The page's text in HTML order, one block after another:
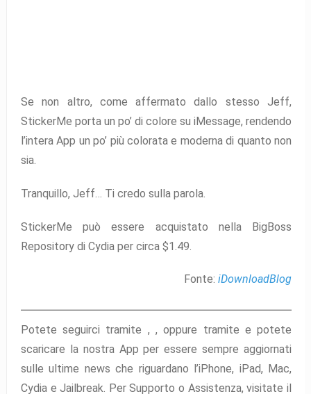
Se non altro, come affermato dallo stesso Jeff,
StickerMe porta un po’ di colore su iMessage, rendendo
l’intera App un po’ più colorata e moderna di quanto non
sia.
Tranquillo, Jeff… Ti credo sulla parola.
StickerMe può essere acquistato nella BigBoss
Repository di Cydia per circa $1.49.
Fonte:iDownloadBlog
Potete seguirci tramite , ,oppure tramite e potete
scaricare la nostra App per essere sempre aggiornati
sulle ultime news che riguardano l’iPhone, iPad, Mac,
Cydia e Jailbreak. Per Supporto o Assistenza, visitate il